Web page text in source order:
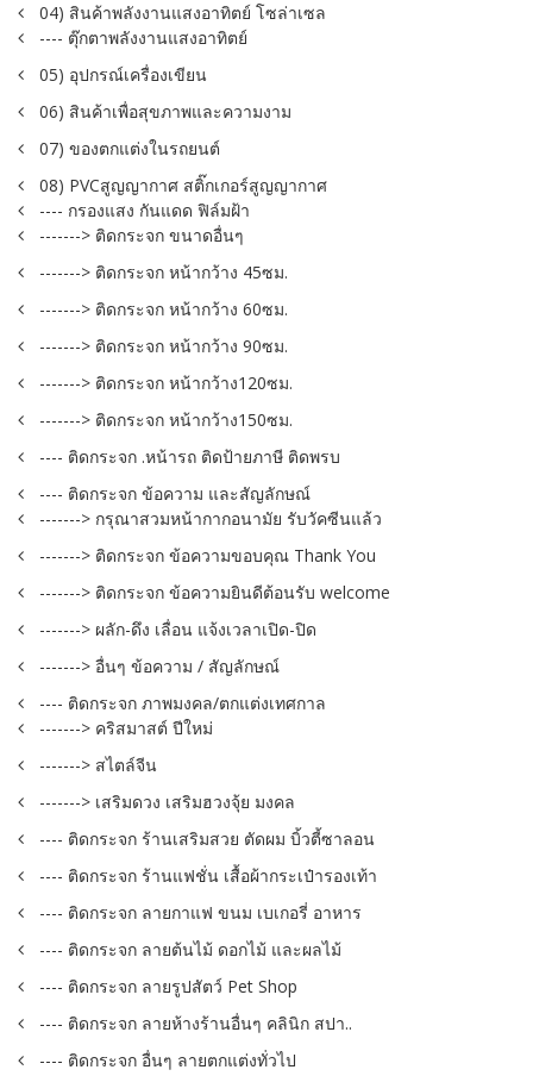
04) สินค้าพลังงานแสงอาทิตย์ โซล่าเซล
---- ตุ๊กตาพลังงานแสงอาทิตย์
05) อุปกรณ์เครื่องเขียน
06) สินค้าเพื่อสุขภาพและความงาม
07) ของตกแต่งในรถยนต์
08) PVCสูญญากาศ สติ๊กเกอร์สูญญากาศ
---- กรองแสง กันแดด ฟิล์มฝ้า
-------> ติดกระจก ขนาดอื่นๆ
-------> ติดกระจก หน้ากว้าง 45ซม.
-------> ติดกระจก หน้ากว้าง 60ซม.
-------> ติดกระจก หน้ากว้าง 90ซม.
-------> ติดกระจก หน้ากว้าง120ซม.
-------> ติดกระจก หน้ากว้าง150ซม.
---- ติดกระจก .หน้ารถ ติดป้ายภาษี ติดพรบ
---- ติดกระจก ข้อความ และสัญลักษณ์
-------> กรุณาสวมหน้ากากอนามัย รับวัคซีนแล้ว
-------> ติดกระจก ข้อความขอบคุณ Thank You
-------> ติดกระจก ข้อความยินดีต้อนรับ welcome
-------> ผลัก-ดึง เลื่อน แจ้งเวลาเปิด-ปิด
-------> อื่นๆ ข้อความ / สัญลักษณ์
---- ติดกระจก ภาพมงคล/ตกแต่งเทศกาล
-------> คริสมาสต์ ปีใหม่
-------> สไตล์จีน
-------> เสริมดวง เสริมฮวงจุ้ย มงคล
---- ติดกระจก ร้านเสริมสวย ตัดผม บิ้วตี้ซาลอน
---- ติดกระจก ร้านแฟชั่น เสื้อผ้ากระเป๋ารองเท้า
---- ติดกระจก ลายกาแฟ ขนม เบเกอรี่ อาหาร
---- ติดกระจก ลายต้นไม้ ดอกไม้ และผลไม้
---- ติดกระจก ลายรูปสัตว์ Pet Shop
---- ติดกระจก ลายห้างร้านอื่นๆ คลินิก สปา..
---- ติดกระจก อื่นๆ ลายตกแต่งทั่วไป